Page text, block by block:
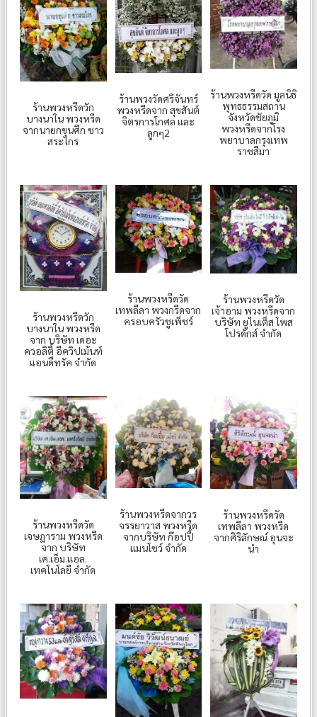
ร้านพวงหรีดวัก
บางนาใน พวงหรีด
จากนายกขุนศึก ชาว
สระไกร
ร้านพวงวัดศรีจันทร์
พวงหรีดจาก สุขสันต์
จิตรการโกศล และ
ลูกๆ2
ร้านพวงหรีดวัด มูลนิธิ
พุทธธรรมสถาน
จังหวัดชัยภูมิ
พวงหรีดจากโรง
พยาบาลกรุงเทพ
ราชสีมา
ร้านพวงหรีดวัก
บางนาใน พวงหรีด
จาก บริษัท เดอะ
ควอลิตี้ อีควิปเม้นท์
แอนดืทรัค จำกัด
ร้านพวงหรีดวัด
เทพลีลา พวงกรีดจาก
ครอบครัวชูเพ็ชร์
ร้านพวงหรีดวัด
เจ้าอาม พวงหรีดจาก
บริษัท ยูไนเต็ส โพส
โปรดักส์ จำกัด
ร้านพวงหรีดวัด
เจษฎาราม พวงหรีด
จาก บริษัท
เค.เอ็ม.แอล.
เทคโนโลยี จำกัด
ร้านพวงหรีดจากวร
จรรยาวาส พวงหรีด
จากบริษัท ก๊อปปี้
แมนโชว์ จำกัด
ร้านพวงหรีดวัด
เทพลีลา พวงหรีด
จากศิริลักษณ์ อุนจะ
นำ